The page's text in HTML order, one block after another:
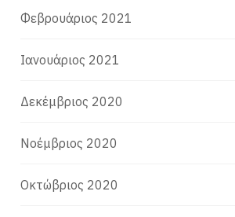
Φεβρουάριος 2021
Ιανουάριος 2021
Δεκέμβριος 2020
Νοέμβριος 2020
Οκτώβριος 2020